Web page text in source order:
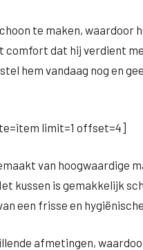
te maken, waardoor
comfort dat hij verdient
hem vandaag nog en
limit=1 offset=4]
van hoogwaardige
kussen is gemakkelijk
een frisse en
afmetingen,